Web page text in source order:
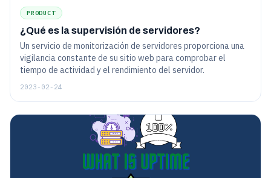
PRODUCT
¿Qué es la supervisión de servidores?
Un servicio de monitorización de servidores proporciona una
vigilancia constante de su sitio web para comprobar el
tiempo de actividad y el rendimiento del servidor.
2023-02-24